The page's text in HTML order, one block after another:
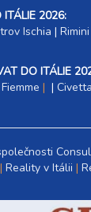
ITÁLIE 2026:
Ischia |
DO ITÁLIE
| Civetta
Reality v Itálii